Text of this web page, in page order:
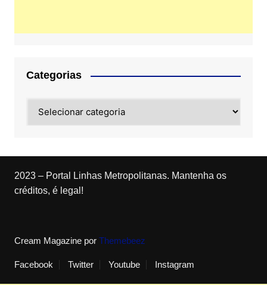
Categorias
2023 – Portal Linhas Metropolitanas. Mantenha os
créditos, é legal!
Cream Magazine por Themebeez
Facebook Twitter Youtube Instagram